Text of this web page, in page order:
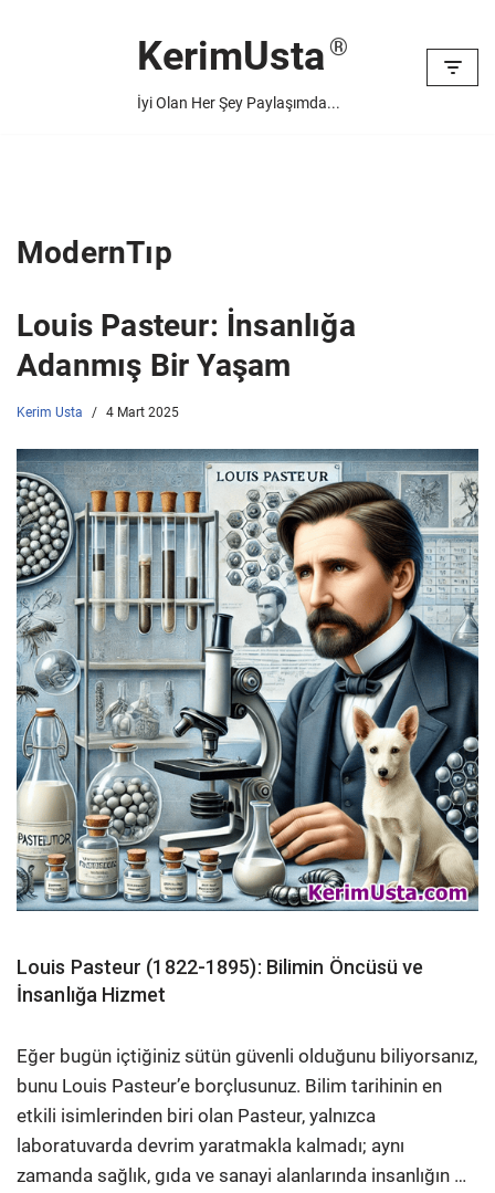
KerimUsta
İyi Olan Her Şey Paylaşımda...
ModernTıp
Louis Pasteur: İnsanlığa
Adanmış Bir Yaşam
Kerim Usta 4 Mart 2025
Louis Pasteur (1822-1895): Bilimin Öncüsü ve
İnsanlığa Hizmet
Eğer bugün içtiğiniz sütün güvenli olduğunu biliyorsanız,
bunu Louis Pasteur’e borçlusunuz. Bilim tarihinin en
etkili isimlerinden biri olan Pasteur, yalnızca
laboratuvarda devrim yaratmakla kalmadı; aynı
zamanda sağlık, gıda ve sanayi alanlarında insanlığın …